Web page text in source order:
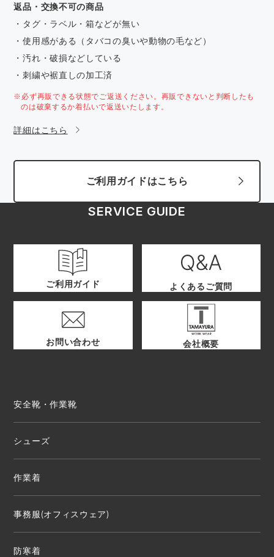
返品・交換不可の商品
・タグ・ラベル・箱などが無い
・使用感がある（タバコの臭いや動物の毛など）
・汚れ・破損などしている
・刺繍や裾直しの加工済
※必ず再販できる状態でご返送ください。再販できないと判断したも
のは破棄するか着払いで返送いたします。
詳細はこちら
ご利用ガイドはこちら
SERVICE GUIDE
ご利用ガイド よくあるご質問
お問い合わせ 会社概要
安全靴・作業靴
シューズ
作業着
事務服(オフィスウェア)
防寒着